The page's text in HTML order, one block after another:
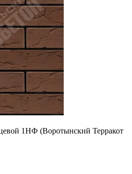
1НФ (Воротынский Терракот